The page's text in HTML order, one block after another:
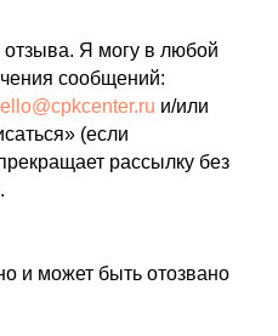
отзыва. Я могу в любой
сообщений:
и/или
(если
рассылку без
и может быть отозвано